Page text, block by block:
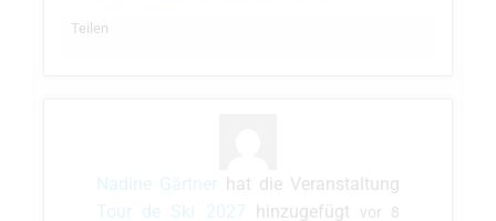
Teilen
Nadine Gärtner hat die Veranstaltung
Tour de Ski 2027 hinzugefügt
vor 8